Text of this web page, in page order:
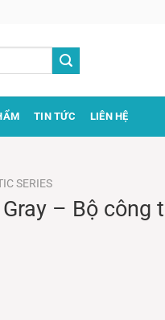
TIN TỨC LIÊN HỆ
SERIES
– Bộ công